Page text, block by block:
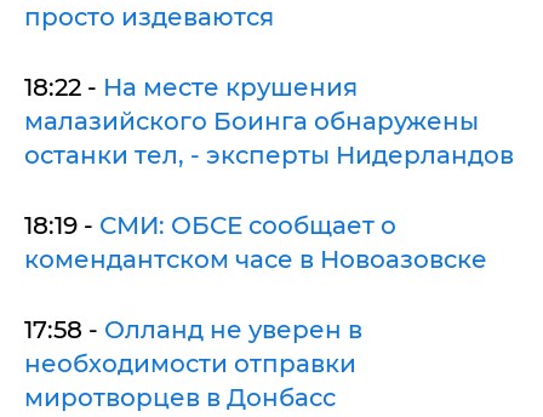
просто издеваются
18:22 - На месте крушения
малазийского Боинга обнаружены
останки тел, - эксперты Нидерландов
18:19 - СМИ: ОБСЕ сообщает о
комендантском часе в Новоазовске
17:58 - Олланд не уверен в
необходимости отправки
миротворцев в Донбасс